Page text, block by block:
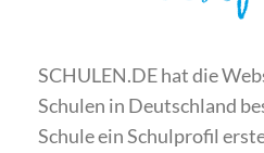
SCHULEN.DE hat die
Schulen in Deutschland
Schule ein Schulprofil